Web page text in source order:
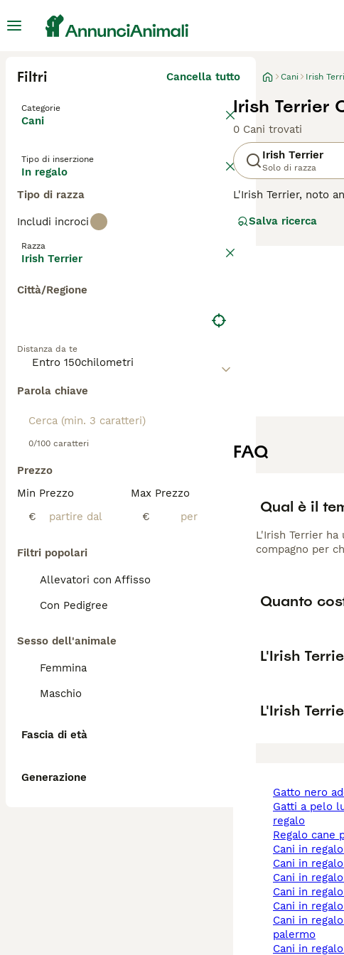
Filtri Cancella tutto
Categorie
Cani
Tipo di inserzione
In regalo
Tipo di razza
Includi incroci
Razza
Irish Terrier
Città/Regione
Distanza da te
Parola chiave
0/100 caratteri
Prezzo
Min Prezzo
€
Max Prezzo
€
Filtri popolari
Allevatori con Affisso
Con Pedigree
Sesso dell'animale
Femmina
Maschio
Fascia di età
Generazione
Cani Irish
Irish Terrier
0 Cani trovati
Irish Terrier
Solo di razza
L'Irish Terrier, noto
determinata. L'Irish
regolare e
Per scoprire se
Salva ricerca
FAQ
Qual è il
L'Irish Terrier
compagno per
Quanto
L'Irish
L'Irish
gatto nero
gatti a pelo lungo
regalo
regalo cane
cani in
cani in
cani in
cani in
cani in
cani in regalo a
palermo
cani in